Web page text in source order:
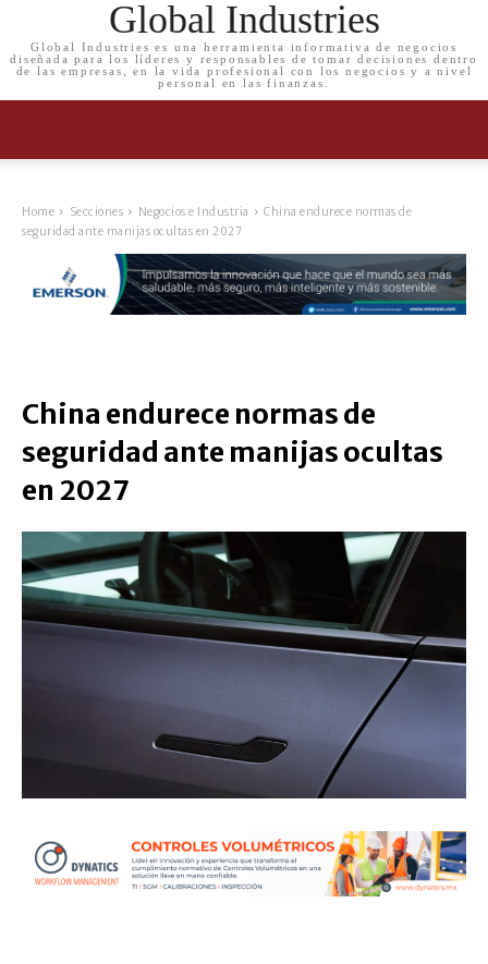
Global Industries
Global Industries es una herramienta informativa de negocios
diseñada para los líderes y responsables de tomar decisiones dentro
de las empresas, en la vida profesional con los negocios y a nivel
personal en las finanzas.
Home Secciones Negocios e Industria
China endurece normas de
seguridad ante manijas ocultas en 2027
China endurece normas de
seguridad ante manijas ocultas
en 2027